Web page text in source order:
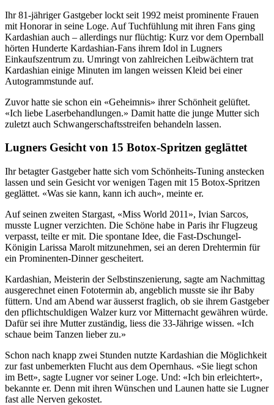
Ihr 81-jähriger Gastgeber lockt seit 1992 meist prominente Frauen
mit Honorar in seine Loge. Auf Tuchfühlung mit ihren Fans ging
Kardashian auch – allerdings nur flüchtig: Kurz vor dem Opernball
hörten Hunderte Kardashian-Fans ihrem Idol in Lugners
Einkaufszentrum zu. Umringt von zahlreichen Leibwächtern trat
Kardashian einige Minuten im langen weissen Kleid bei einer
Autogrammstunde auf.
Zuvor hatte sie schon ein «Geheimnis» ihrer Schönheit gelüftet.
«Ich liebe Laserbehandlungen.» Damit hatte die junge Mutter sich
zuletzt auch Schwangerschaftsstreifen behandeln lassen.
Lugners Gesicht von 15 Botox-Spritzen geglättet
Ihr betagter Gastgeber hatte sich vom Schönheits-Tuning anstecken
lassen und sein Gesicht vor wenigen Tagen mit 15 Botox-Spritzen
geglättet. «Was sie kann, kann ich auch», meinte er.
Auf seinen zweiten Stargast, «Miss World 2011», Ivian Sarcos,
musste Lugner verzichten. Die Schöne habe in Paris ihr Flugzeug
verpasst, teilte er mit. Die spontane Idee, die Fast-Dschungel-
Königin Larissa Marolt mitzunehmen, sei an deren Drehtermin für
ein Prominenten-Dinner gescheitert.
Kardashian, Meisterin der Selbstinszenierung, sagte am Nachmittag
ausgerechnet einen Fototermin ab, angeblich musste sie ihr Baby
füttern. Und am Abend war äusserst fraglich, ob sie ihrem Gastgeber
den pflichtschuldigen Walzer kurz vor Mitternacht gewähren würde.
Dafür sei ihre Mutter zuständig, liess die 33-Jährige wissen. «Ich
schaue beim Tanzen lieber zu.»
Schon nach knapp zwei Stunden nutzte Kardashian die Möglichkeit
zur fast unbemerkten Flucht aus dem Opernhaus. «Sie liegt schon
im Bett», sagte Lugner vor seiner Loge. Und: «Ich bin erleichtert»,
bekannte er. Denn mit ihren Wünschen und Launen hatte sie Lugner
fast alle Nerven gekostet.